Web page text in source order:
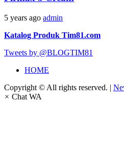
5 years ago admin
Katalog Produk Tim81.com
Tweets by @BLOGTIM81
HOME
Copyright © All rights reserved. |
× Chat WA